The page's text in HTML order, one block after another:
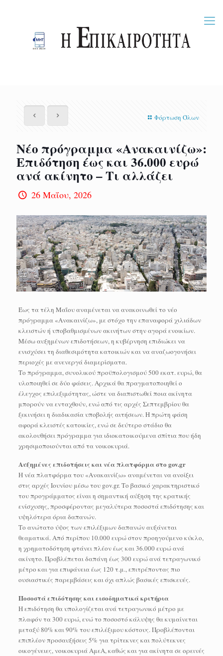
Φόρτωση Όλων
Νέο πρόγραμμα «Ανακαινίζω»:
Επιδότηση έως και 36.000 ευρώ
ανά ακίνητο – Τι αλλάζει
26 Μαΐου, 2026
Έως τα τέλη Μαΐου αναμένεται να ανακοινωθεί το νέο
πρόγραμμα «Ανακαινίζω», με στόχο την επαναφορά χιλιάδων
κλειστών ή υποβαθμισμένων ακινήτων στην αγορά ενοικίων.
Μέσω αυξημένων επιδοτήσεων, η κυβέρνηση επιδιώκει να
ενισχύσει τη διαθεσιμότητα κατοικιών και να αναζωογονήσει
περιοχές με ανενεργά διαμερίσματα.
Το πρόγραμμα, συνολικού προϋπολογισμού 500 εκατ. ευρώ, θα
υλοποιηθεί σε δύο φάσεις. Αρχικά θα πραγματοποιηθεί ο
έλεγχος επιλεξιμότητας, ώστε να διαπιστωθεί ποια ακίνητα
μπορούν να ενταχθούν, ενώ από τις αρχές Σεπτεμβρίου θα
ξεκινήσει η διαδικασία υποβολής αιτήσεων. Η πρώτη φάση
αφορά κλειστές κατοικίες, ενώ σε δεύτερο στάδιο θα
ακολουθήσει πρόγραμμα για ιδιοκατοικούμενα σπίτια που ήδη
χρησιμοποιούνται από τα νοικοκυριά.
Αυξημένες επιδοτήσεις και νέα πλατφόρμα στο gov.gr
Η νέα πλατφόρμα του «Ανακαινίζω» αναμένεται να ανοίξει
στις αρχές Ιουνίου μέσω του gov.gr. Το βασικό χαρακτηριστικό
του προγράμματος είναι η σημαντική αύξηση της κρατικής
ενίσχυσης, προσφέροντας μεγαλύτερα ποσοστά επιδότησης και
υψηλότερα όρια δαπανών.
Το ανώτατο ύψος των επιλέξιμων δαπανών αυξάνεται
θεαματικά. Από περίπου 10.000 ευρώ στον προηγούμενο κύκλο,
η χρηματοδότηση φτάνει πλέον έως και 36.000 ευρώ ανά
ακίνητο. Προβλέπεται δαπάνη έως 300 ευρώ ανά τετραγωνικό
μέτρο και για επιφάνεια έως 120 τ.μ., επιτρέποντας πιο
ουσιαστικές παρεμβάσεις και όχι απλώς βασικές επισκευές.
Ποσοστά επιδότησης και εισοδηματικά κριτήρια
Η επιδότηση θα υπολογίζεται ανά τετραγωνικό μέτρο με
πλαφόν τα 300 ευρώ, ενώ το ποσοστό κάλυψης θα κυμαίνεται
μεταξύ 80% και 90% του επιλέξιμου κόστους. Προβλέπονται
επιπλέον προσαυξήσεις 5% για τρίτεκνες και πολύτεκνες
οικογένειες, νοικοκυριά ΑμεΑ, καθώς και για ακίνητα σε ορεινές